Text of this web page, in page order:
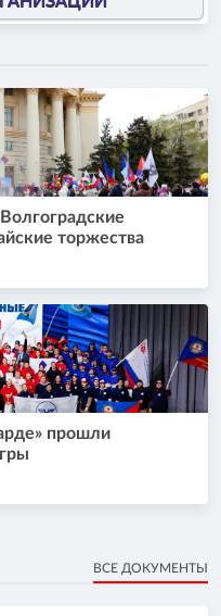
торжества
прошли
ВСЕ ДОКУМЕНТЫ